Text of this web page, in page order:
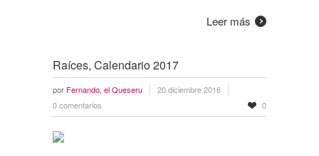
Leer más
Raíces, Calendario 2017
por Fernando, el Queseru
20 diciembre 2016
0 comentarios
0